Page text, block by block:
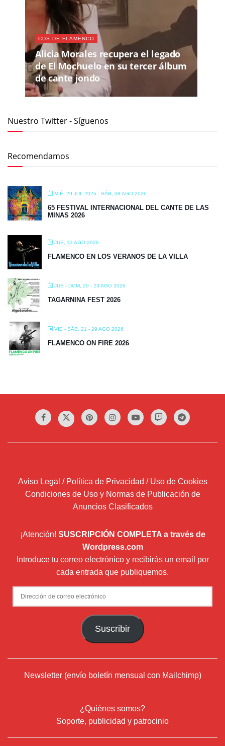
CDS DE FLAMENCO
Alicia Morales recupera el legado
de El Mochuelo en su tercer álbum
de cante jondo
Nuestro Twitter - Síguenos
Recomendamos
MIÉ, 29 JUL 2026 - SÁB, 08 AGO 2026
65 FESTIVAL INTERNACIONAL DEL CANTE DE LAS
MINAS 2026
JUE, 13 AGO 2026
FLAMENCO EN LOS VERANOS DE LA VILLA
JUE - DOM, 20 - 23 AGO 2026
TAGARNINA FEST 2026
VIE - SÁB, 21 - 29 AGO 2026
FLAMENCO ON FIRE 2026
Aviso Legal / Política de Privacidad / Uso de Cookies
Condiciones de Uso y Normas de Publicación de
Anuncios Clasificados
¡Atención! SUSCRIPCIÓN COMPLETA a través de
Wordpress.com
Introduce tu correo electrónico y recibirás un email por
cada entrada que publiquemos.
Dirección
de
Suscribir
Newsletter (envío boletín mensual con Mailchimp)
¿Quiénes somos?
Soporte, publicidad y patrocinio